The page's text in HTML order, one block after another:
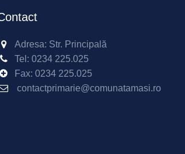
Adresa: Str. Principală
Tel: 0234 225.025
Fax: 0234 225.025
contactprimarie@comunatamasi.ro